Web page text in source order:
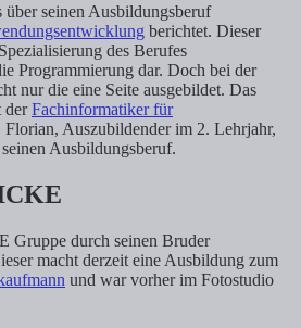
seinen Ausbildungsberuf
berichtet. Dieser
des Berufes
Programmierung dar. Doch bei der
nur die eine Seite ausgebildet. Das
derFachinformatiker für
Auszubildender im 2. Lehrjahr,
Ausbildungsberuf.
Gruppe durch seinen Bruder
macht derzeit eine Ausbildung zum
und war vorher im Fotostudio